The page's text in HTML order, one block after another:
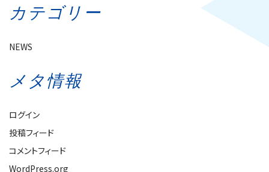
カテゴリー
NEWS
メタ情報
ログイン
投稿フィード
コメントフィード
WordPress.org